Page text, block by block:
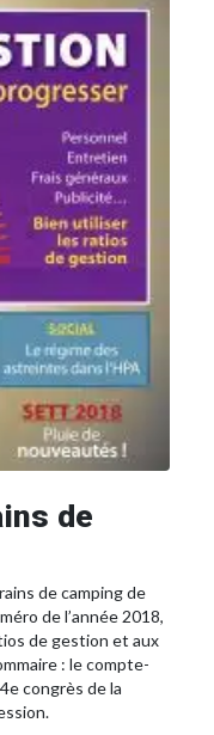
de
de camping de
de l’année 2018,
de gestion et aux
: le compte-
congrès de la